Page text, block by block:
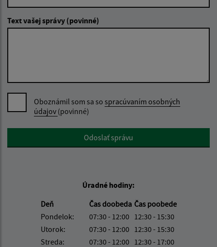
Text vašej správy (povinné)
Oboznámil som sa so spracúvaním osobných
údajov (povinné)
Google reCaptcha ResponseOdoslať správu
Úradné hodiny:
Deň
Čas doobeda Čas poobede
Pondelok:
07:30 - 12:00 12:30 - 15:30
Utorok:
07:30 - 12:00 12:30 - 15:30
Streda:
07:30 - 12:00 12:30 - 17:00